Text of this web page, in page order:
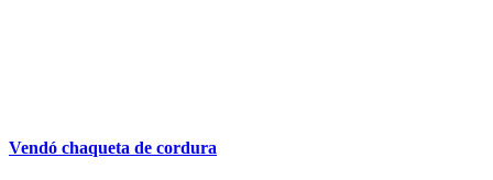
Vendó chaqueta de cordura